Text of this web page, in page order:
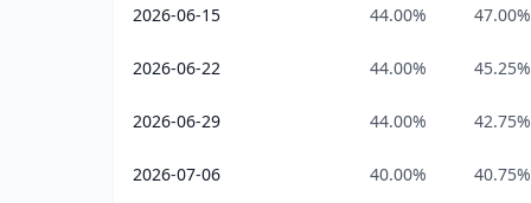
2026-06-15 44.00% 47.00%
2026-06-22 44.00% 45.25%
2026-06-29 44.00% 42.75%
2026-07-06 40.00% 40.75%